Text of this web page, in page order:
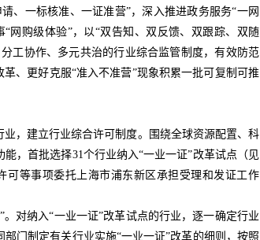
、一标核准、一证准营”，深入推进政务服务“一网
网购级体验”，以“双告知、双反馈、双跟踪、双随
工协作、多元共治的行业综合监管制度，有效防范
、更好克服“准入不准营”现象积累一批可复制可推
，建立行业综合许可制度。围绕全球资源配置、科
，首批选择31个行业纳入“一业一证”改革试点（见
可等事项委托上海市浦东新区承担受理和发证工作
对纳入“一业一证”改革试点的行业，逐一确定行业
门制定有关行业实施“一业一证”改革的细则，按照